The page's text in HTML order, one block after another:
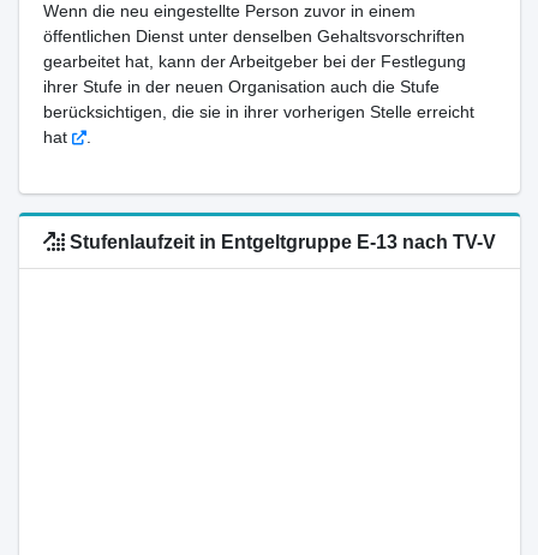
Wenn die neu eingestellte Person zuvor in einem
öffentlichen Dienst unter denselben Gehaltsvorschriften
gearbeitet hat, kann der Arbeitgeber bei der Festlegung
ihrer Stufe in der neuen Organisation auch die Stufe
berücksichtigen, die sie in ihrer vorherigen Stelle erreicht
hat
.
Stufenlaufzeit in Entgeltgruppe E-13 nach TV-V